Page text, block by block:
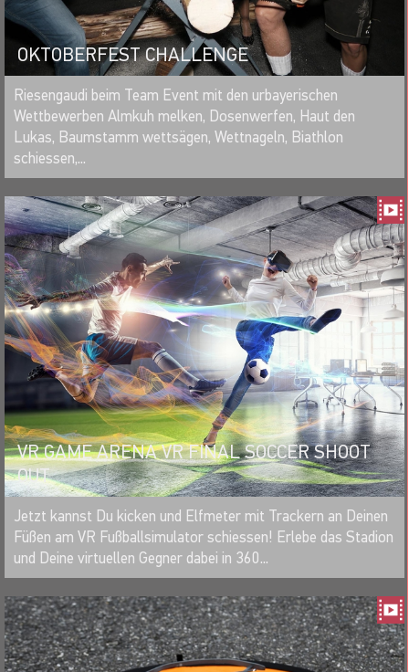
OKTOBERFEST CHALLENGE
MERKEN
Riesengaudi beim Team Event mit den urbayerischen
Wettbewerben Almkuh melken, Dosenwerfen, Haut den
Lukas, Baumstamm wettsägen, Wettnageln, Biathlon
schiessen,...
VR GAME ARENA VR FINAL SOCCER SHOOT
OUT
MERKEN
Jetzt kannst Du kicken und Elfmeter mit Trackern an Deinen
Füßen am VR Fußballsimulator schiessen! Erlebe das Stadion
und Deine virtuellen Gegner dabei in 360...